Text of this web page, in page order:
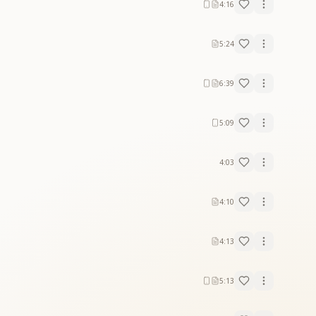
4:16
5:24
6:39
5:09
4:03
4:10
4:13
5:13